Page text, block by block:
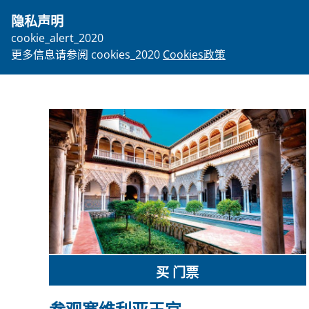
隐私声明
cookie_alert_2020
更多信息请参阅 cookies_2020 Cookies政策
person
email找回你的票常见问题
买 门票